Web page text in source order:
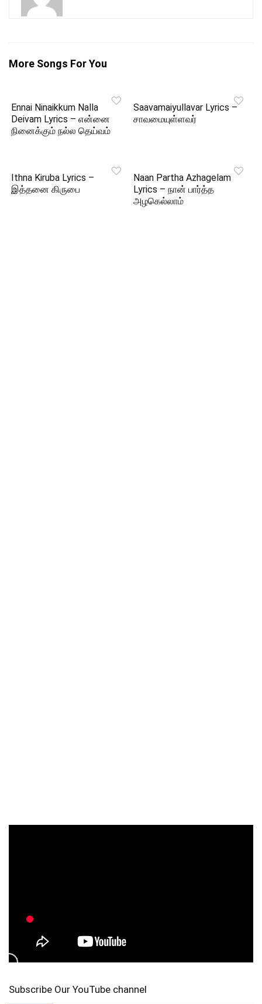
More Songs For You
Ennai Ninaikkum Nalla
Deivam Lyrics – என்னை
நினைக்கும் நல்ல தெய்வம்
Saavamaiyullavar Lyrics –
சாவமையுள்ளவர்
Ithna Kiruba Lyrics –
இத்தனை கிருபை
Naan Partha Azhagelam
Lyrics – நான் பார்த்த
அழகெல்லாம்
Subscribe Our YouTube channel